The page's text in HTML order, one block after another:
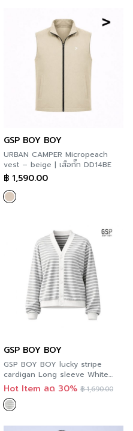
GSP BOY BOY
URBAN CAMPER Micropeach
vest – beige | เสื้อกั๊ก DD14BE
฿ 1,590.00
GSP BOY BOY
GSP BOY BOY lucky stripe
cardigan Long sleeve White
Grey | เสื้อคลุม ลัคกี้ สไตร์พ คาดิ
แกน แขนยาว สีเทา D91MGY
Hot Item ลด 30% ฿1,690.00